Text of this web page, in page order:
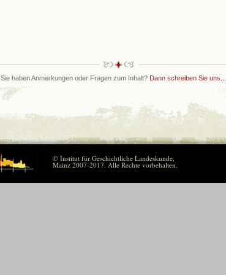
Sie haben Anmerkungen oder Fragen zum Inhalt? Dann schreiben Sie uns...
© Institut für Geschichtliche Landeskunde,
Mainz 2007-2017. Alle Rechte vorbehalten.